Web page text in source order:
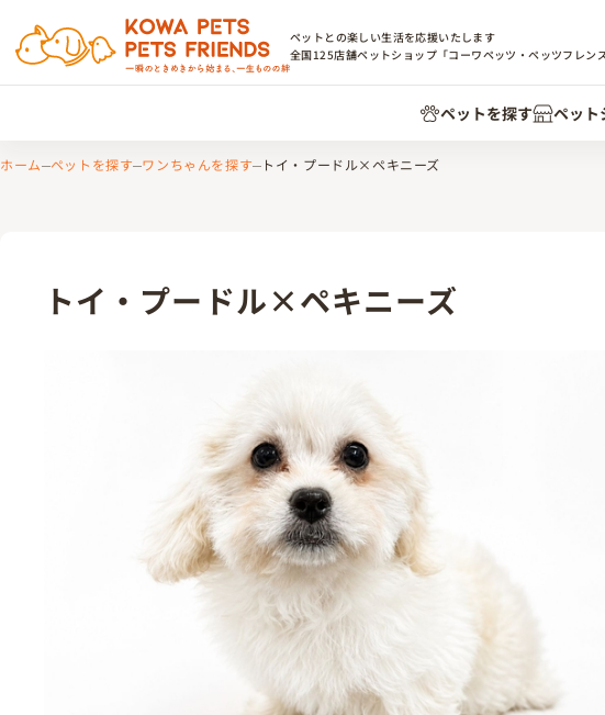
ペットとの楽しい生活を応援いたします
全国125店舗ペットショップ「コーワペッツ・ペッツフレンズ
ペットを探す ペット
ホーム ペットを探す ワンちゃんを探す トイ・プードル×ペキニーズ
トイ・プードル×ペキニーズ